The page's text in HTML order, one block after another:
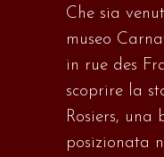
Che sia
museo
in rue des
scoprire la
Rosiers, una
posizionata